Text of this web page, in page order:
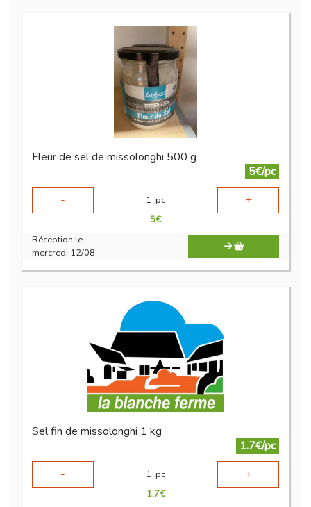
Fleur de sel de missolonghi 500 g
5€/pc
-
1 pc +
5€
Réception le
mercredi 12/08
Sel fin de missolonghi 1 kg
1.7€/pc
-
1 pc +
1.7€